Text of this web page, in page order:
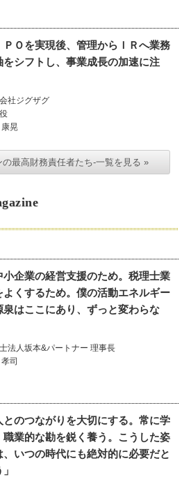
ＰＯを実現後、管理からＩＲへ業務
をシフトし、事業成長の加速に注
社ジグザグ
晃
最高財務責任者たち-一覧を見る »
小企業の経営支援のため。税理士業
よくするため。僕の活動エネルギー
泉はここにあり、ずっと変わらな
法人坂本&パートナー 理事長
司
とのつながりを大切にする。常に学
職業的な勘を鋭く養う。こうした姿
、いつの時代にも絶対的に必要だと